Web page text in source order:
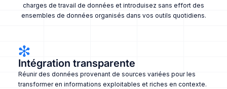
charges de travail de données et introduisez sans effort des
ensembles de données organisés dans vos outils quotidiens.
Intégration transparente
Réunir des données provenant de sources variées pour les
transformer en informations exploitables et riches en contexte.